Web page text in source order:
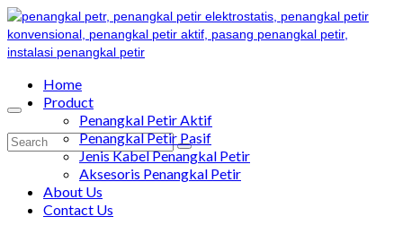
Search
Home
Product
Penangkal Petir Aktif
Penangkal Petir Pasif
Jenis Kabel Penangkal Petir
Aksesoris Penangkal Petir
About Us
Contact Us